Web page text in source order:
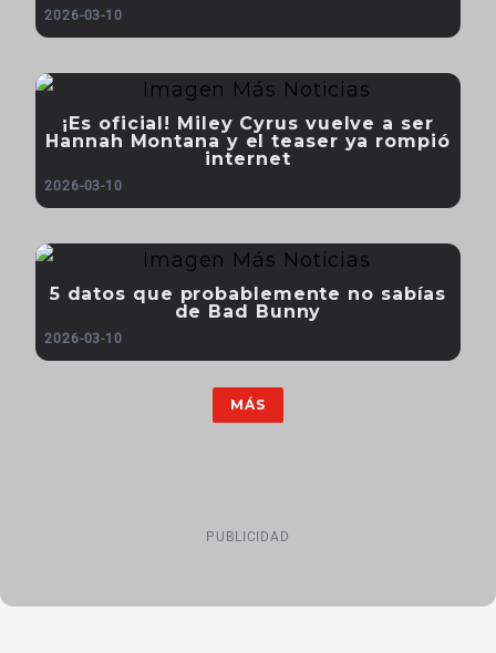
2026-03-10
¡Es oficial! Miley Cyrus vuelve a ser
Hannah Montana y el teaser ya rompió
internet
2026-03-10
5 datos que probablemente no sabías
de Bad Bunny
2026-03-10
MÁS
PUBLICIDAD